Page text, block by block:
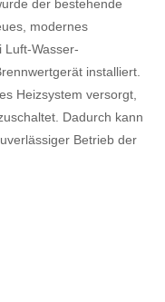
der bestehende
modernes
Luft-Wasser-
installiert.
Heizsystem versorgt,
Dadurch kann
Betrieb der